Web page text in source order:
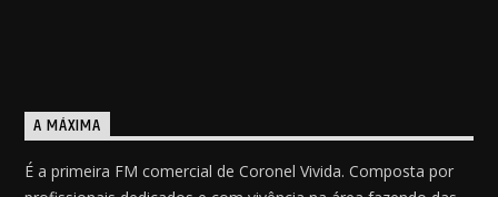
A MÁXIMA
É a primeira FM comercial de Coronel Vivida. Composta por